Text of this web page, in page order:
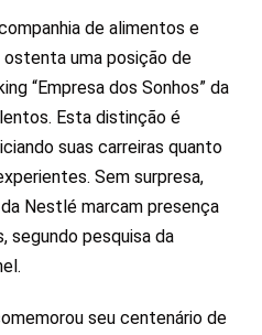
de alimentos e
uma posição de
“Empresa dos Sonhos” da
Esta distinção é
suas carreiras quanto
Sem surpresa,
Nestlé marcam presença
segundo pesquisa da
seu centenário de